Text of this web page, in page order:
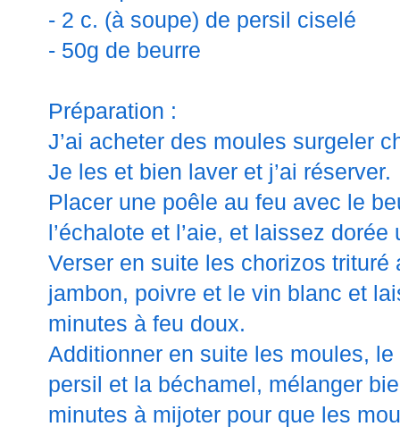
- 2 c. (à soupe) de persil ciselé
- 50g de beurre
Préparation :
J’ai acheter des moules surgeler
Je les et bien laver et j’ai réserver.
Placer une poêle au feu avec le
l’échalote et l’aie, et laissez dorée
Verser en suite les chorizos trituré
jambon, poivre et le vin blanc et
minutes à feu doux.
Additionner en suite les moules,
persil et la béchamel, mélanger
minutes à mijoter pour que les